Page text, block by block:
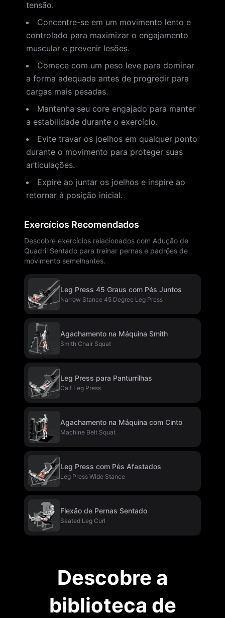
tensão.
Concentre-se em um movimento lento e
controlado para maximizar o engajamento
muscular e prevenir lesões.
Comece com um peso leve para dominar
a forma adequada antes de progredir para
cargas mais pesadas.
Mantenha seu core engajado para manter
a estabilidade durante o exercício.
Evite travar os joelhos em qualquer ponto
durante o movimento para proteger suas
articulações.
Expire ao juntar os joelhos e inspire ao
retornar à posição inicial.
Exercícios Recomendados
Descobre exercícios relacionados com Adução de
Quadril Sentado para treinar pernas e padrões de
movimento semelhantes.
Leg Press 45 Graus com Pés Juntos
Narrow Stance 45 Degree Leg Press
Agachamento na Máquina Smith
Smith Chair Squat
Leg Press para Panturrilhas
Calf Leg Press
Agachamento na Máquina com Cinto
Machine Belt Squat
Leg Press com Pés Afastados
Leg Press Wide Stance
Flexão de Pernas Sentado
Seated Leg Curl
Descobre a
biblioteca de